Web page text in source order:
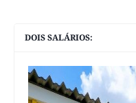
DOIS SALÁRIOS: